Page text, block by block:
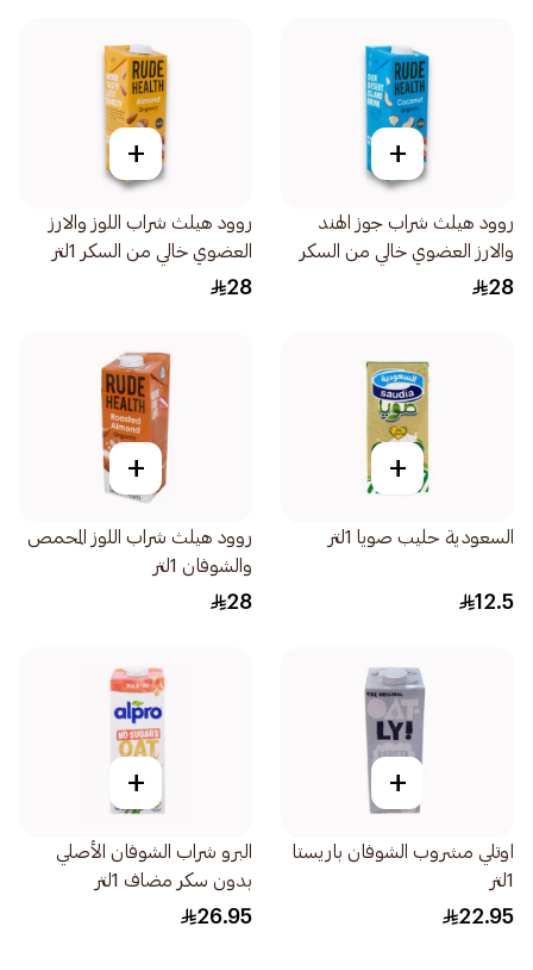
+
روود هيلث شراب جوز الهند
والارز العضوي خالي من السكر
1لتر
28
+
روود هيلث شراب اللوز والارز
العضوي خالي من السكر 1لتر
28
+
السعودية حليب صويا 1لتر
12.5
+
روود هيلث شراب اللوز المحمص
والشوفان 1لتر
28
+
اوتلي مشروب الشوفان باريستا
1لتر
22.95
+
البرو شراب الشوفان الأصلي
بدون سكر مضاف 1لتر
26.95